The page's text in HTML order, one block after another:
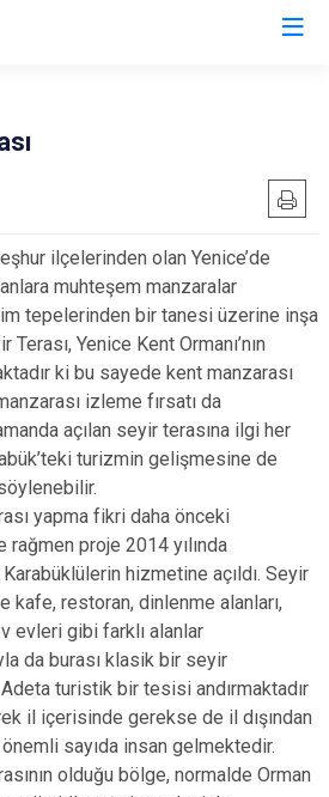
ilçelerinden olan Yenice’de
muhteşem manzaralar
tepelerinden bir tanesi üzerine inşa
Yenice Kent Ormanı’nın
ki bu sayede kent manzarası
izleme fırsatı da
açılan seyir terasına ilgi her
turizmin gelişmesine de
yapma fikri daha önceki
proje 2014 yılında
hizmetine açıldı. Seyir
kafe, restoran, dinlenme alanları,
evleri gibi farklı alanlar
da burası klasik bir seyir
Adeta turistik bir tesisi andırmaktadır
il içerisinde gerekse de il dışından
sayıda insan gelmektedir.
olduğu bölge, normalde Orman